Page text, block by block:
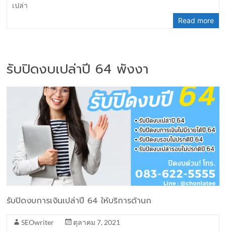
เปล่า
Read more
รับปิดงบเปล่าปี 64 พังงา
รับปิดงบการเงินเปล่าปี 64 ให้บริการด้านก
SEOwriter
ตุลาคม 7, 2021